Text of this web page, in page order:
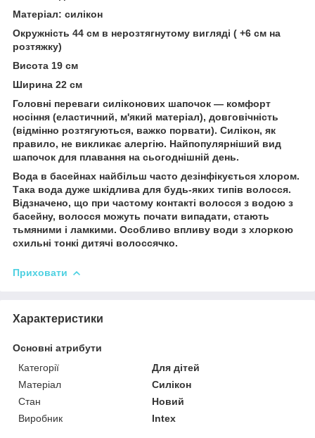
Матеріал: силікон
Окружність 44 см в нерозтягнутому вигляді ( +6 см на
розтяжку)
Висота 19 см
Ширина 22 см
Головні переваги силіконових шапочок — комфорт
носіння (еластичний, м'який матеріал), довговічність
(відмінно розтягуються, важко порвати). Силікон, як
правило, не викликає алергію. Найпопулярніший вид
шапочок для плавання на сьогоднішній день.
Вода в басейнах найбільш часто дезінфікується хлором.
Така вода дуже шкідлива для будь-яких типів волосся.
Відзначено, що при частому контакті волосся з водою з
басейну, волосся можуть почати випадати, стають
тьмяними і ламкими. Особливо впливу води з хлоркою
схильні тонкі дитячі волоссячко.
Приховати
Характеристики
Основні атрибути
Категорії
Для дітей
Матеріал
Силікон
Стан
Новий
Виробник
Intex